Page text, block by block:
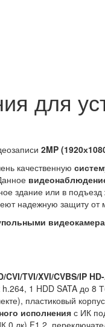
для
2MP
качественную
здание или в
надежную защиту от
TVI/XVI/CVBS/IP
1 HDD SATA до
пластиковый
исполнения с ИК